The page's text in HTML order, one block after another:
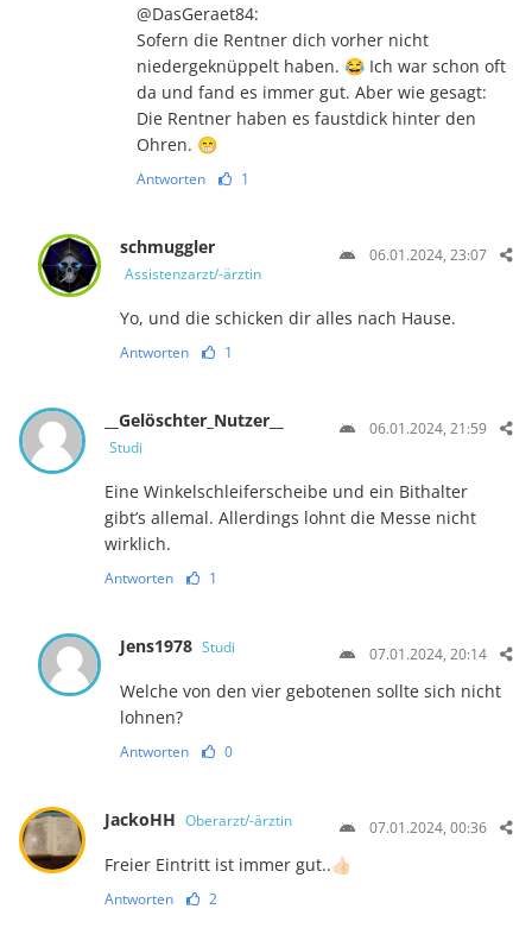
@DasGeraet84:
Sofern die Rentner dich vorher nicht
niedergeknüppelt haben. 😂 Ich war schon oft
da und fand es immer gut. Aber wie gesagt:
Die Rentner haben es faustdick hinter den
Ohren. 😁
Antworten 1
schmuggler
Assistenzarzt/-ärztin
06.01.2024, 23:07
Yo, und die schicken dir alles nach Hause.
Antworten 1
__Gelöschter_Nutzer__
Studi
06.01.2024, 21:59
Eine Winkelschleiferscheibe und ein Bithalter
gibt’s allemal. Allerdings lohnt die Messe nicht
wirklich.
Antworten 1
Jens1978 Studi 07.01.2024, 20:14
Welche von den vier gebotenen sollte sich nicht
lohnen?
Antworten 0
JackoHH Oberarzt/-ärztin 07.01.2024, 00:36
Freier Eintritt ist immer gut..👍🏻
Antworten 2